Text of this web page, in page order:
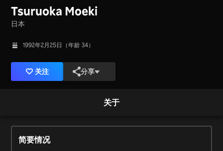
Tsuruoka Moeki
日本
1992年2月25日（年龄 34）
关注 分享
关于
简要情况